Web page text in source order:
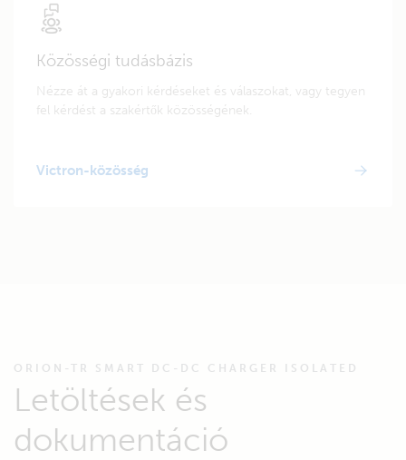
Közösségi tudásbázis
Nézze át a gyakori kérdéseket és válaszokat, vagy tegyen
fel kérdést a szakértők közösségének.
Victron-közösség
ORION-TR SMART DC-DC CHARGER ISOLATED
Letöltések és
dokumentáció